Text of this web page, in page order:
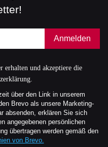
Anmelden
erhalten und akzeptiere die
über den Link in unserem
Brevo als unsere Marketing-
absenden, erklären Sie sich
angegebenen persönlichen
übertragen werden gemäß den
von Brevo.